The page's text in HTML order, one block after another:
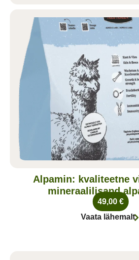
Alpamin: kvaliteetne
mineraalilisand
49,00 €
Vaata lähemalt